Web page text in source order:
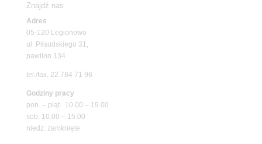
Znajdź nas
Adres
05-120 Legionowo
ul. Piłsudskiego 31,
pawilon 134
tel./fax. 22 784 71 96
Godziny pracy
pon. – piąt. 10.00 – 19.00
sob. 10.00 – 15.00
niedz. zamknięte